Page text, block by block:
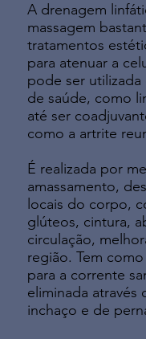
A drenagem
massagem
tratamentos
para atenuar a
pode ser
de saúde, como
até ser
como a artrite
É realizada por
amassamento,
locais do corpo,
glúteos, cintura,
circulação,
região. Tem
para a corrente
eliminada através
inchaço e de